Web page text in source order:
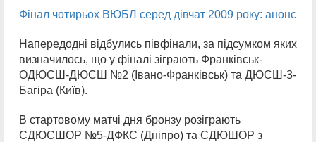
Фінал чотирьох ВЮБЛ серед дівчат 2009 року: анонс
Напередодні відбулись півфінали, за підсумком яких
визначилось, що у фіналі зіграють Франківськ-
ОДЮСШ-ДЮСШ №2 (Івано-Франківськ) та ДЮСШ-3-
Багіра (Київ).
В стартовому матчі дня бронзу розіграють
СДЮСШОР №5-ДФКС (Дніпро) та СДЮШОР з